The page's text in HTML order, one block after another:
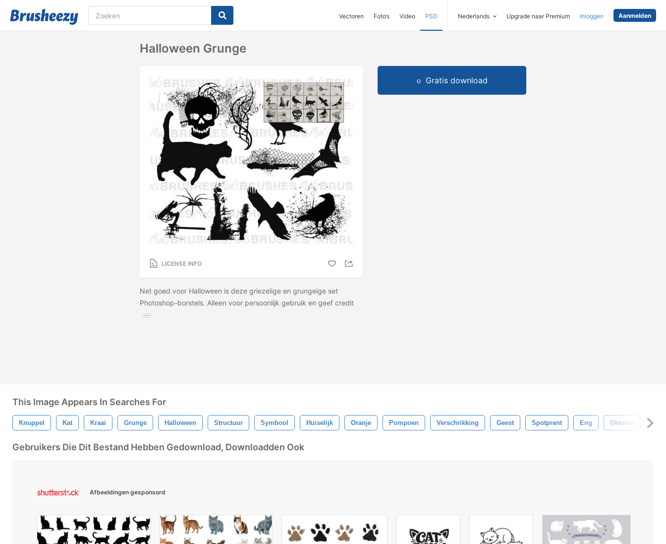
Vectoren Foto‘s Video PSD Nederlands Upgrade naar Premium Inloggen Aanmelden
Halloween Grunge
LICENSE INFO
Net goed voor Halloween is deze griezelige en grungeige set
Photoshop-borstels. Alleen voor persoonlijk gebruik en geef credit
Gratis download
This Image Appears In Searches For
Knuppel Kat Kraai Grunge Halloween Structuur Symbool Huiselijk Oranje Pompoen Verschrikking Geest Spotprent Eng Oktober
Gebruikers Die Dit Bestand Hebben Gedownload, Downloadden Ook
Afbeeldingen gesponsord